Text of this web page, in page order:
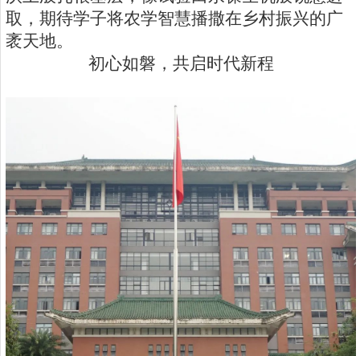
取，期待学子将农学智慧播撒在乡村振兴的广
袤天地。
初心如磐，共启时代新程